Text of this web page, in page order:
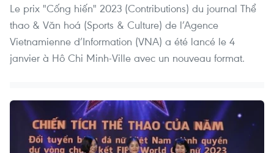
Le prix "Cống hiến" 2023 (Contributions) du journal Thể
thao & Văn hoá (Sports & Culture) de l’Agence
Vietnamienne d’Information (VNA) a été lancé le 4
janvier à Hô Chi Minh-Ville avec un nouveau format.